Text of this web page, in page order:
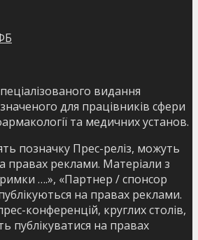
видання
для працівників сфери
та медичних установ.
позначку Прес-реліз, можуть
правах реклами. Матеріали з
….», «Партнер / спонсор
на правах реклами.
конференцій, круглих столів,
публікуватися на правах